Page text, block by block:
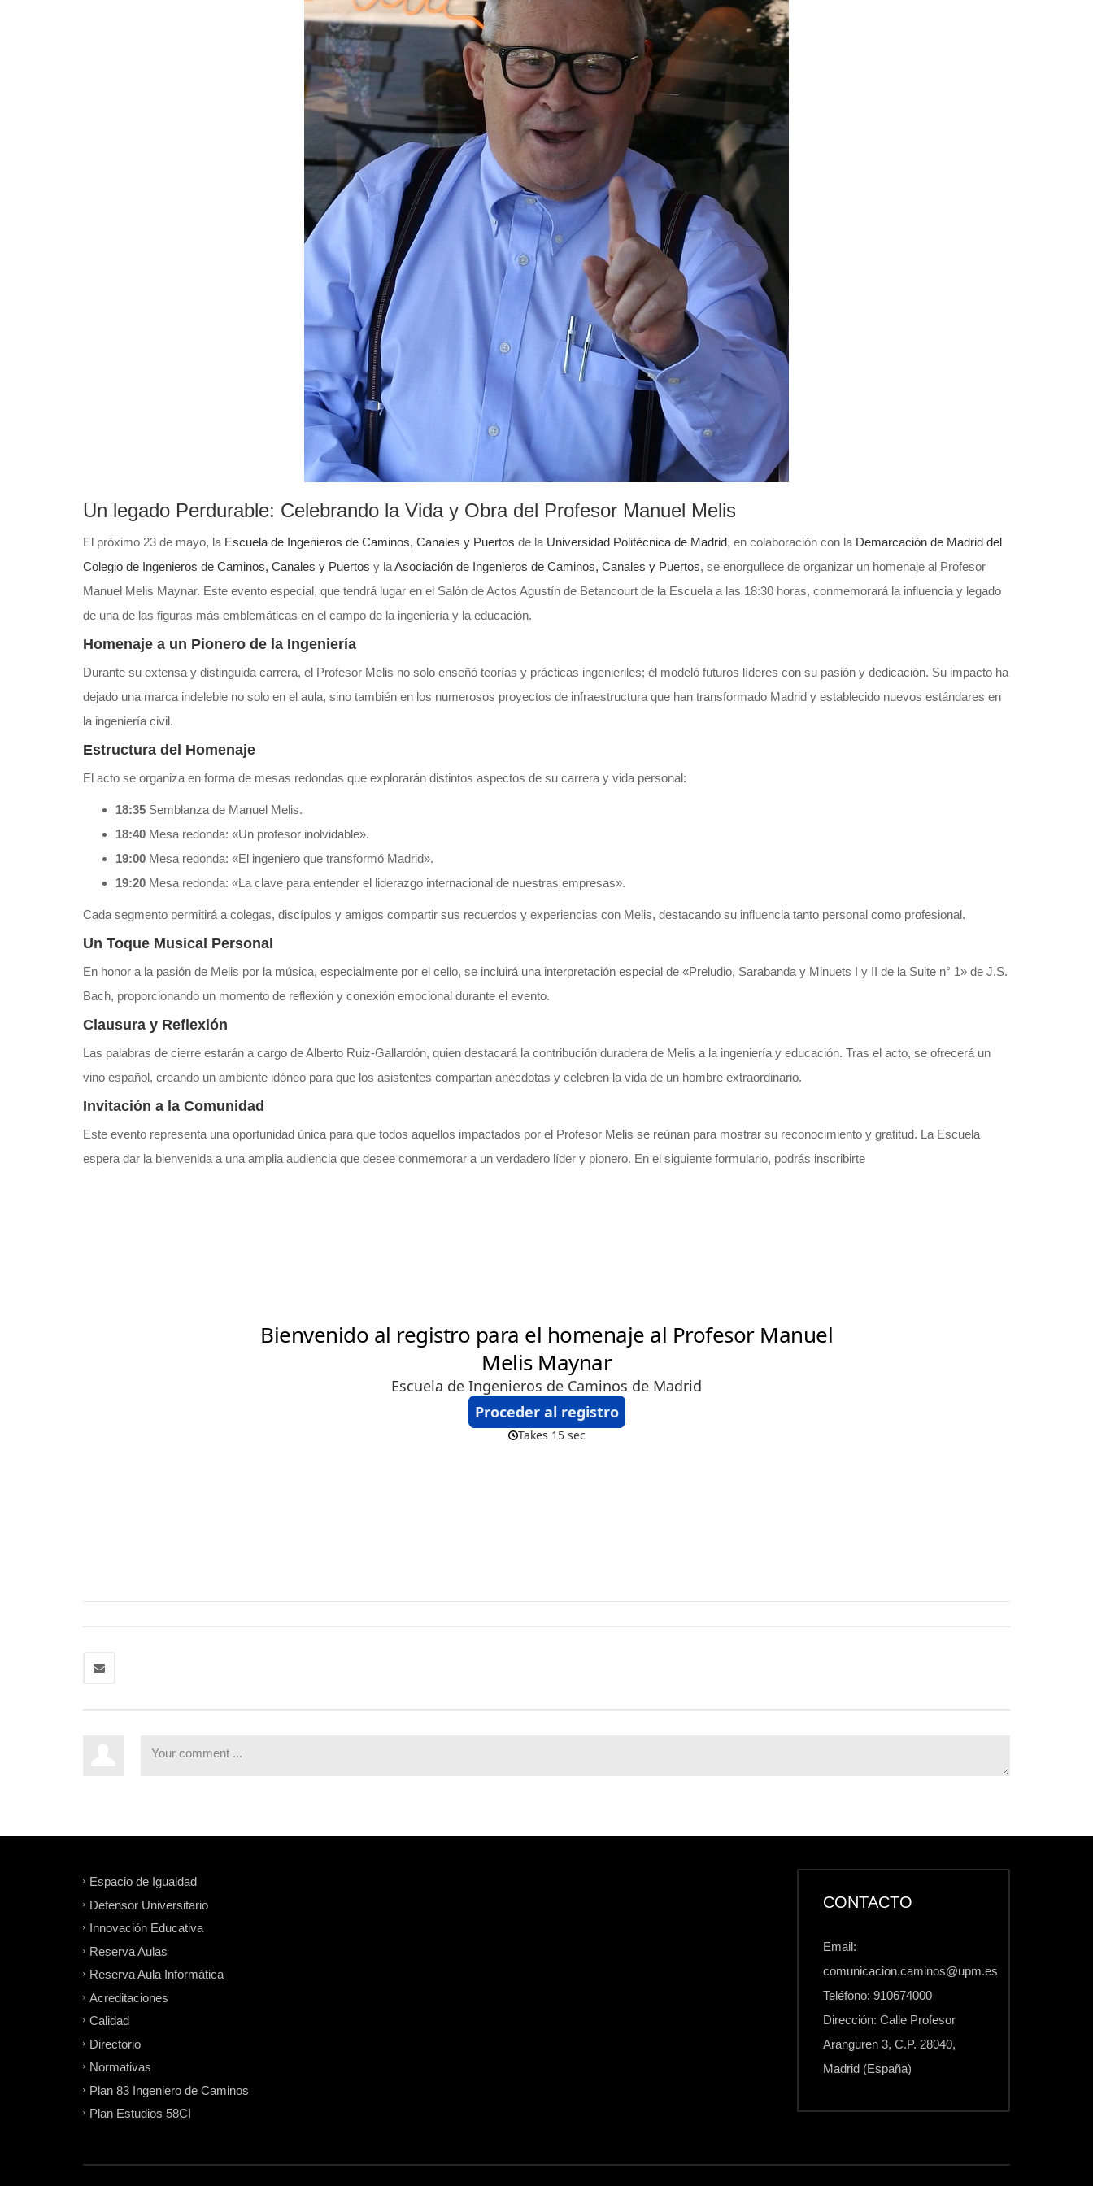
Un legado Perdurable: Celebrando la Vida y Obra del Profesor Manuel Melis
El próximo 23 de mayo, la Escuela de Ingenieros de Caminos, Canales y Puertos de la Universidad Politécnica de Madrid, en colaboración con la Demarcación de Madrid del
Colegio de Ingenieros de Caminos, Canales y Puertos y laAsociación de Ingenieros de Caminos, Canales y Puertos, se enorgullece de organizar un homenaje al Profesor
Manuel Melis Maynar. Este evento especial, que tendrá lugar en el Salón de Actos Agustín de Betancourt de la Escuela a las 18:30 horas, conmemorará la influencia y legado
de una de las figuras más emblemáticas en el campo de la ingeniería y la educación.
Homenaje a un Pionero de la Ingeniería
Durante su extensa y distinguida carrera, el Profesor Melis no solo enseñó teorías y prácticas ingenieriles; él modeló futuros líderes con su pasión y dedicación. Su impacto ha
dejado una marca indeleble no solo en el aula, sino también en los numerosos proyectos de infraestructura que han transformado Madrid y establecido nuevos estándares en
la ingeniería civil.
Estructura del Homenaje
El acto se organiza en forma de mesas redondas que explorarán distintos aspectos de su carrera y vida personal:
18:35 Semblanza de Manuel Melis.
18:40 Mesa redonda: «Un profesor inolvidable».
19:00 Mesa redonda: «El ingeniero que transformó Madrid».
19:20 Mesa redonda: «La clave para entender el liderazgo internacional de nuestras empresas».
Cada segmento permitirá a colegas, discípulos y amigos compartir sus recuerdos y experiencias con Melis, destacando su influencia tanto personal como profesional.
Un Toque Musical Personal
En honor a la pasión de Melis por la música, especialmente por el cello, se incluirá una interpretación especial de «Preludio, Sarabanda y Minuets I y II de la Suite n° 1» de J.S.
Bach, proporcionando un momento de reflexión y conexión emocional durante el evento.
Clausura y Reflexión
Las palabras de cierre estarán a cargo de Alberto Ruiz-Gallardón, quien destacará la contribución duradera de Melis a la ingeniería y educación. Tras el acto, se ofrecerá un
vino español, creando un ambiente idóneo para que los asistentes compartan anécdotas y celebren la vida de un hombre extraordinario.
Invitación a la Comunidad
Este evento representa una oportunidad única para que todos aquellos impactados por el Profesor Melis se reúnan para mostrar su reconocimiento y gratitud. La Escuela
espera dar la bienvenida a una amplia audiencia que desee conmemorar a un verdadero líder y pionero. En el siguiente formulario, podrás inscribirte
Espacio de Igualdad
Defensor Universitario
Innovación Educativa
Reserva Aulas
Reserva Aula Informática
Acreditaciones
Calidad
Directorio
Normativas
Plan 83 Ingeniero de Caminos
Plan Estudios 58CI
CONTACTO
Email:
comunicacion.caminos@upm.es
Teléfono: 910674000
Dirección: Calle Profesor
Aranguren 3, C.P. 28040,
Madrid (España)